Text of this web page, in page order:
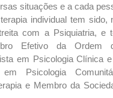
situações e a cada
individual tem sido,
com a Psiquiatria, e
Efetivo da Ordem
em Psicologia Clínica
Psicologia
e Membro da